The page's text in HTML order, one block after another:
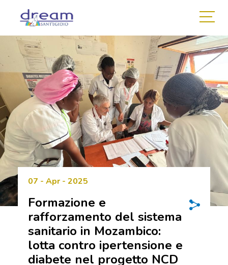
07 - Apr - 2025
Formazione e
rafforzamento del sistema
sanitario in Mozambico:
lotta contro ipertensione e
diabete nel progetto NCD